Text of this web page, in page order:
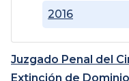
2016
Juzgado Penal del
Extinción de